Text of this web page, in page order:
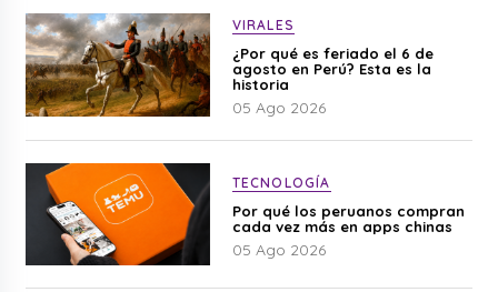
VIRALES
¿Por qué es feriado el 6 de
agosto en Perú? Esta es la
historia
05 Ago 2026
TECNOLOGÍA
Por qué los peruanos compran
cada vez más en apps chinas
05 Ago 2026